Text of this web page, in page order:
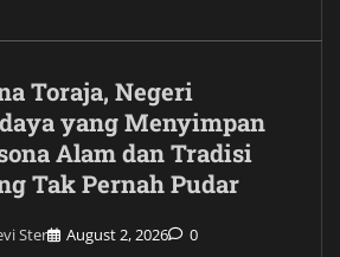
Toraja, Negeri
yang Menyimpan
Alam dan Tradisi
Tak Pernah Pudar
Ster August 2, 2026 0